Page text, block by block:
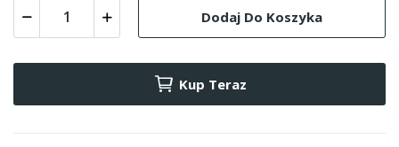
Dodaj Do Koszyka
Kup Teraz